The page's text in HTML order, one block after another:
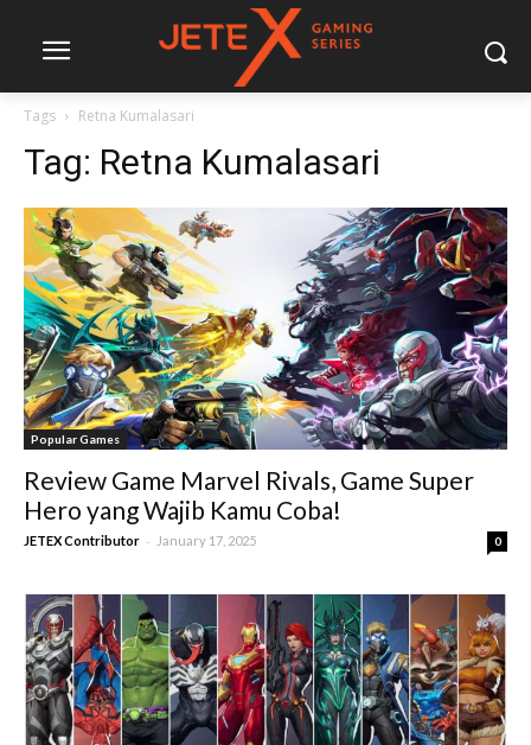
Tags Retna Kumalasari
Tag: Retna Kumalasari
Popular Games
Review Game Marvel Rivals, Game Super
Hero yang Wajib Kamu Coba!
JETEX Contributor - January 17, 2025 0